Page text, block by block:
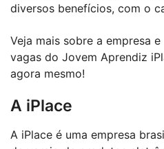
diversos benefícios, com o
Veja mais sobre a empresa
vagas do Jovem Aprendiz
agora mesmo!
A iPlace
A iPlace é uma empresa